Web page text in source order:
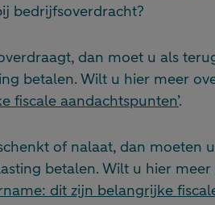
bedrijfsoverdracht?
dan moet u als
betalen. Wilt u hier meer
fiscale aandachtspunten’.
of nalaat, dan moeten
betalen. Wilt u hier meer
dit zijn belangrijke